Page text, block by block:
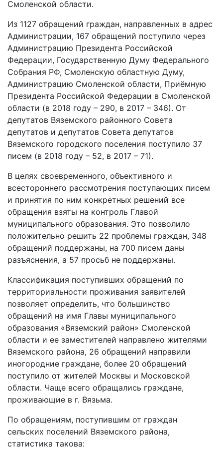
Смоленской области.
Из 1127 обращений граждан, направленных в адрес
Администрации, 167 обращений поступило через
Администрацию Президента Российской
Федерации, Государственную Думу Федерального
Собрания РФ, Смоленскую областную Думу,
Администрацию Смоленской области, Приёмную
Президента Российской Федерации в Смоленской
области (в 2018 году – 290, в 2017 – 346). От
депутатов Вяземского районного Совета
депутатов и депутатов Совета депутатов
Вяземского городского поселения поступило 37
писем (в 2018 году – 52, в 2017 – 71).
В целях своевременного, объективного и
всестороннего рассмотрения поступающих писем
и принятия по ним конкретных решений все
обращения взяты на контроль Главой
муниципального образования. Это позволило
положительно решить 22 проблемы граждан, 348
обращений поддержаны, на 700 писем даны
разъяснения, а 57 просьб не поддержаны.
Классификация поступивших обращений по
территориальности проживания заявителей
позволяет определить, что большинство
обращений на имя Главы муниципального
образования «Вяземский район» Смоленской
области и ее заместителей направлено жителями
Вяземского района, 26 обращений направили
иногородние граждане, более 20 обращений
поступило от жителей Москвы и Московской
области. Чаще всего обращались граждане,
проживающие в г. Вязьма.
По обращениям, поступившим от граждан
сельских поселений Вяземского района,
статистика такова: